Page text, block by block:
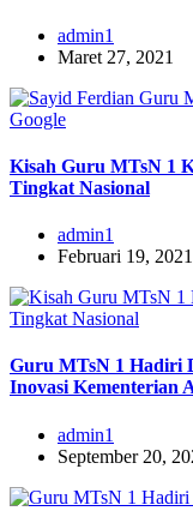
admin1
Maret 27, 2021
Kisah Guru MTsN 1
Tingkat Nasional
admin1
Februari 19, 2021
Guru MTsN 1 Hadiri
Inovasi Kementerian
admin1
September 20,